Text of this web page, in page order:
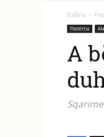
Ballina
Pastërtia
A